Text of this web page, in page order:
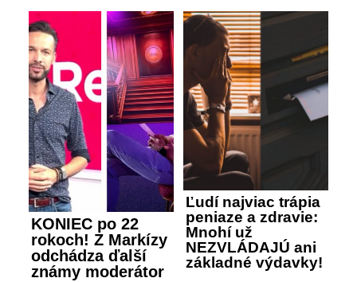
KONIEC po 22
rokoch! Z Markízy
odchádza ďalší
známy moderátor
Ľudí najviac trápia
peniaze a zdravie:
Mnohí už
NEZVLÁDAJÚ ani
základné výdavky!